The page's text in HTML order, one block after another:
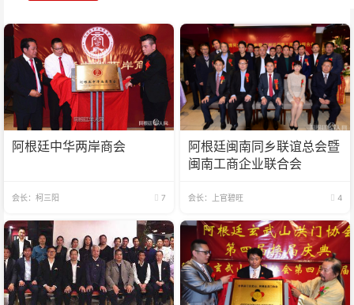
阿根廷中华两岸商会
会长：柯三阳 7
阿根廷闽南同乡联谊总会暨
闽南工商企业联合会
会长：上官碧旺 4